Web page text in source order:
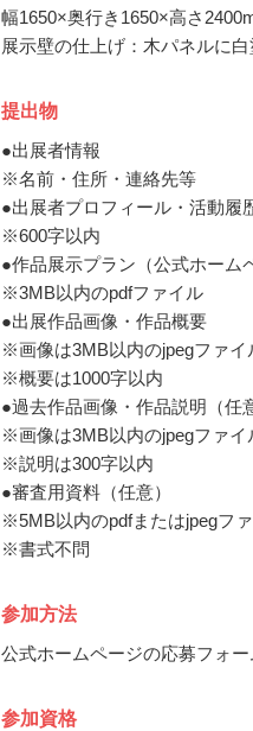
幅1650×奥行き1650×高さ
展示壁の仕上げ：木パネルに白
提出物
●出展者情報
※名前・住所・連絡先等
●出展者プロフィール・活動履
※600字以内
●作品展示プラン（公式ホーム
※3MB以内のpdfファイル
●出展作品画像・作品概要
※画像は3MB以内のjpegファイ
※概要は1000字以内
●過去作品画像・作品説明（任
※画像は3MB以内のjpegファイ
※説明は300字以内
●審査用資料（任意）
※5MB以内のpdfまたはjpegフ
※書式不問
参加方法
公式ホームページの応募フォー
参加資格